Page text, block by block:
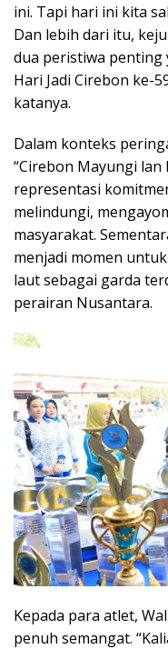
ini. Tapi hari ini kita
Dan lebih dari itu,
dua peristiwa
Hari Jadi Cirebon ke-
katanya.
Dalam konteks
“Cirebon Mayungi
representasi
melindungi,
masyarakat.
menjadi momen
laut sebagai garda
perairan Nusantara.
Kepada para atlet,
penuh semangat.